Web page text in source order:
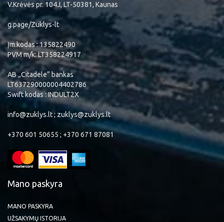
V.Krėvės pr. 104J, LT-50381, Kaunas
g.page/Zuklys-lt
Įm.kodas : 135822490
PVM m/k: LT358224917
AB „Citadele“ bankas
LT637290000004402786
Swift kodas : INDULT2X
info@zuklys.lt ; zuklys@zuklys.lt
+370 601 50655 ; +370 671 87081
Mano paskyra
MANO PASKYRA
UŽSAKYMŲ ISTORIJA